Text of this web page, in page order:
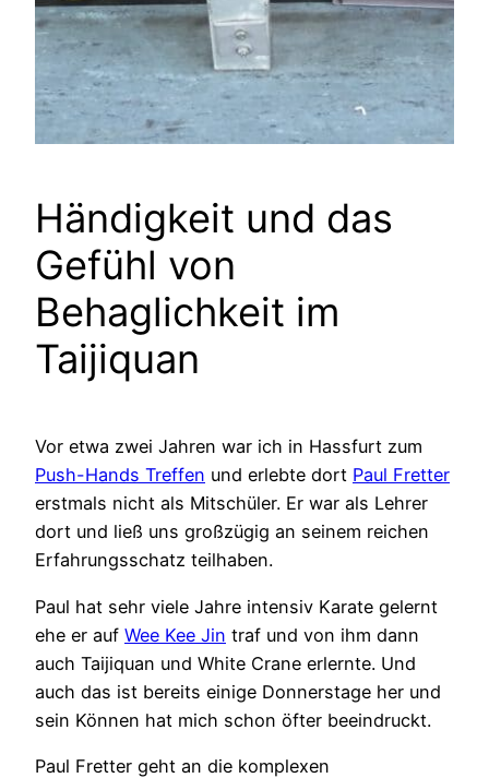
Händigkeit und das
Gefühl von
Behaglichkeit im
Taijiquan
Vor etwa zwei Jahren war ich in Hassfurt zum
Push-Hands Treffen und erlebte dort Paul Fretter
erstmals nicht als Mitschüler. Er war als Lehrer
dort und ließ uns großzügig an seinem reichen
Erfahrungsschatz teilhaben.
Paul hat sehr viele Jahre intensiv Karate gelernt
ehe er auf Wee Kee Jin traf und von ihm dann
auch Taijiquan und White Crane erlernte. Und
auch das ist bereits einige Donnerstage her und
sein Können hat mich schon öfter beeindruckt.
Paul Fretter geht an die komplexen